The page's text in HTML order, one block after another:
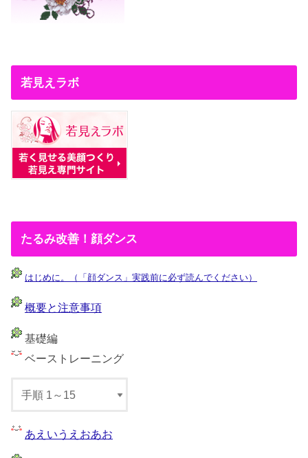
若見えラボ
たるみ改善！顔ダンス
はじめに。（「顔ダンス」実践前に必ず読んでください）
概要と注意事項
基礎編
ベーストレーニング
あえいうえおあお